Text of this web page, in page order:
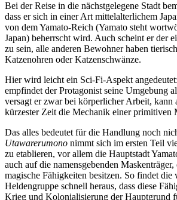
Bei der Reise in die nächstgelegene Stadt
dass er sich in einer Art mittelalterlichem
von dem Yamato-Reich (Yamato steht
Japan) beherrscht wird. Auch scheint er der
zu sein, alle anderen Bewohner haben
Katzenohren oder Katzenschwänze.
Hier wird leicht ein Sci-Fi-Aspekt
empfindet der Protagonist seine Umgebung
versagt er zwar bei körperlicher Arbeit, kann
kürzester Zeit die Mechanik einer primitiven
Das alles bedeutet für die Handlung noch
Utawarerumono nimmt sich im ersten Teil
zu etablieren, vor allem die Hauptstadt
auch auf die namensgebenden
magische Fähigkeiten besitzen. So findet die
Heldengruppe schnell heraus, dass diese
Krieg und Kolonialisierung der Hauptgrund